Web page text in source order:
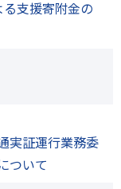
る支援寄附金の
実証運行業務委
ついて